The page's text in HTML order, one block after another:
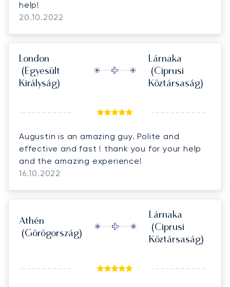
help!
20.10.2022
London
(Egyesült
Királyság)
Lárnaka
(Ciprusi
Köztársaság)
Augustin is an amazing guy. Polite and
effective and fast ! thank you for your help
and the amazing experience!
16.10.2022
Athén
(Görögország)
Lárnaka
(Ciprusi
Köztársaság)